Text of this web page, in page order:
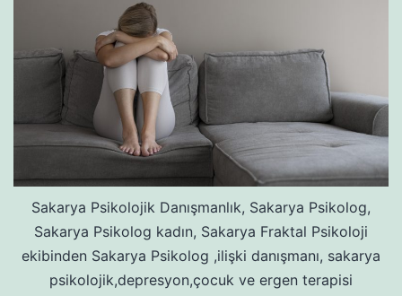
Sakarya Psikolojik Danışmanlık, Sakarya Psikolog,
Sakarya Psikolog kadın, Sakarya Fraktal Psikoloji
ekibinden Sakarya Psikolog ,ilişki danışmanı, sakarya
psikolojik,depresyon,çocuk ve ergen terapisi